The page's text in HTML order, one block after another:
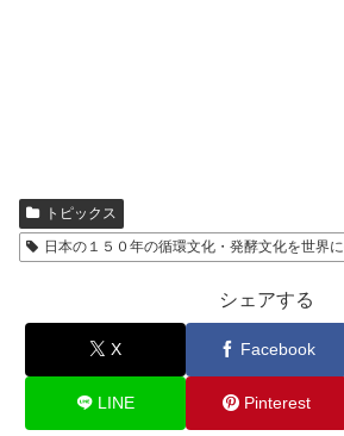
トピックス
日本の１５０年の循環文化・発酵文化を世界
シェアする
X Facebook
LINE Pinterest